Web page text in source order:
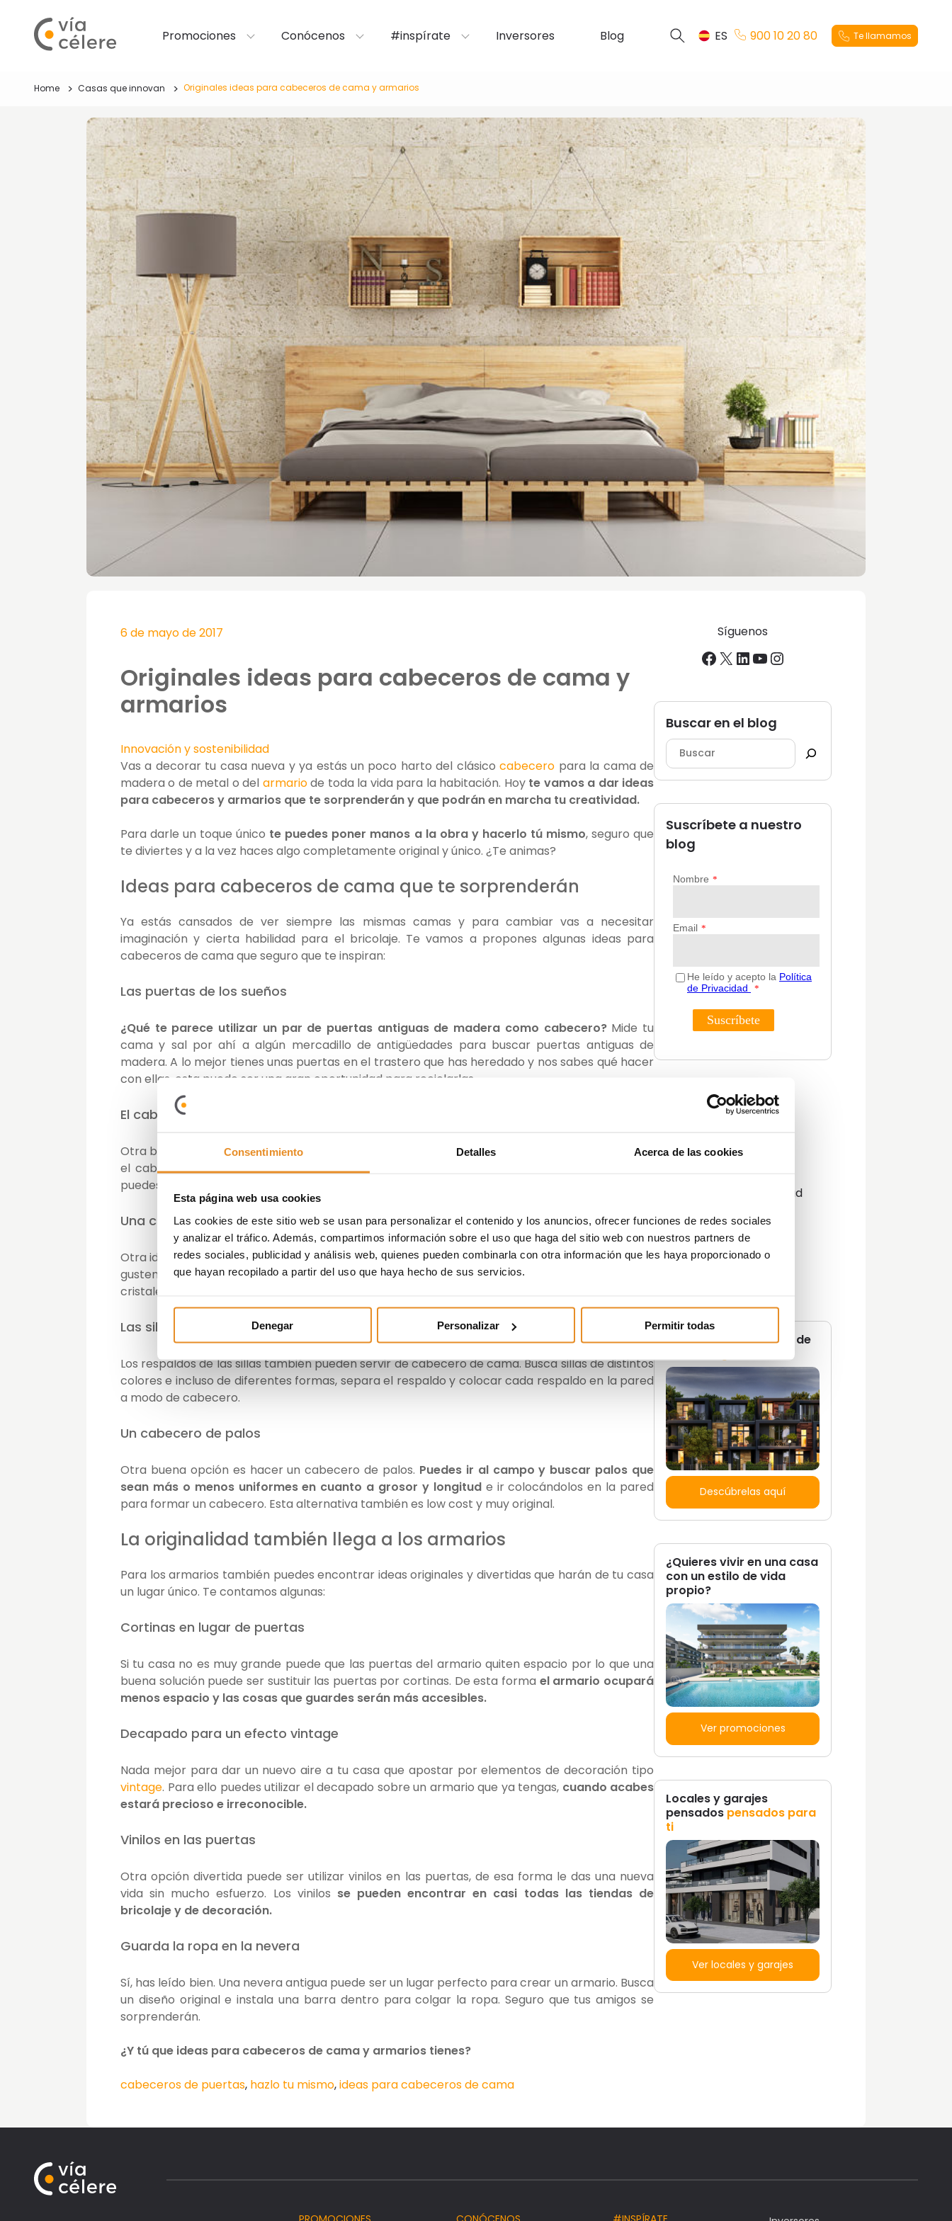
Consentimiento Detalles Acerca de las cookies
Esta página web usa cookies
Las cookies de este sitio web se usan para personalizar el contenido y los anuncios, ofrecer funciones de redes sociales
y analizar el tráfico. Además, compartimos información sobre el uso que haga del sitio web con nuestros partners de
redes sociales, publicidad y análisis web, quienes pueden combinarla con otra información que les haya proporcionado o
que hayan recopilado a partir del uso que haya hecho de sus servicios.
Denegar Personalizar Permitir todas
Promociones Conócenos #inspírate Inversores Blog ES 900 10 20 80 Te llamamos
Home Casas que innovan Originales ideas para cabeceros de cama y armarios
6 de mayo de 2017
Originales ideas para cabeceros de cama y
armarios
Innovación y sostenibilidad
Vas a decorar tu casa nueva y ya estás un poco harto del clásicocabecero para la cama de
madera o de metal o del armariode toda la vida para la habitación. Hoyte vamos a dar ideas
para cabeceros y armarios que te sorprenderán y que podrán en marcha tu creatividad.
Para darle un toque único te puedes poner manos a la obra y hacerlo tú mismo, seguro que
te diviertes y a la vez haces algo completamente original y único. ¿Te animas?
Ideas para cabeceros de cama que te sorprenderán
Ya estás cansados de ver siempre las mismas camas y para cambiar vas a necesitar
imaginación y cierta habilidad para el bricolaje. Te vamos a propones algunas ideas para
cabeceros de cama que seguro que te inspiran:
Las puertas de los sueños
¿Qué te parece utilizar un par de puertas antiguas de madera como cabecero?Mide tu
cama y sal por ahí a algún mercadillo de antigüedades para buscar puertas antiguas de
madera. A lo mejor tienes unas puertas en el trastero que has heredado y nos sabes qué hacer
con ellas, esta puede ser una gran oportunidad para reciclarlas.
El cabecero low cost
Otra buena opción es comprar o recoger pallets que no se usen y fabricar una estructura para
el cabecero de la cama. Seguro que te sale
puedes buscar ideas para ver cómo colocar los pallets y hacer el cabecero.
Una cama con ventanas
Otra idea que queda muy original es utilizar ventanas antiguas como cabecero, busca las que te
gusten y se adapten a las medidas de tu habitación y de tu cama. Puedes colocarlas con o sin
cristales y
Las sillas no son solo para sentarse
Los respaldos de las sillas también pueden servir de cabecero de cama. Busca sillas de distintos
colores e incluso de diferentes formas, separa el respaldo y colocar cada respaldo en la pared
a modo de cabecero.
Un cabecero de palos
Otra buena opción es hacer un cabecero de palos. Puedes ir al campo y buscar palos que
sean más o menos uniformes en cuanto a grosor y longitude ir colocándolos en la pared
para formar un cabecero. Esta alternativa también es low cost y muy original.
La originalidad también llega a los armarios
Para los armarios también puedes encontrar ideas originales y divertidas que harán de tu casa
un lugar único. Te contamos algunas:
Cortinas en lugar de puertas
Si tu casa no es muy grande puede que las puertas del armario quiten espacio por lo que una
buena solución puede ser sustituir las puertas por cortinas. De esta forma el armario ocupará
menos espacio y las cosas que guardes serán más accesibles.
Decapado para un efecto vintage
Nada mejor para dar un nuevo aire a tu casa que apostar por elementos de decoración tipo
vintage. Para ello puedes utilizar el decapado sobre un armario que ya tengas, cuando acabes
estará precioso e irreconocible.
Vinilos en las puertas
Otra opción divertida puede ser utilizar vinilos en las puertas, de esa forma le das una nueva
vida sin mucho esfuerzo. Los vinilos se pueden encontrar en casi todas las tiendas de
bricolaje y de decoración.
Guarda la ropa en la nevera
Sí, has leído bien. Una nevera antigua puede ser un lugar perfecto para crear un armario. Busca
un diseño original e instala una barra dentro para colgar la ropa. Seguro que tus amigos se
sorprenderán.
¿Y tú que ideas para cabeceros de cama y armarios tienes?
cabeceros de puertas, hazlo tu mismo,ideas para cabeceros de cama
Síguenos
Facebook
X LinkedIn
YouTube
Instagram
Buscar en el blog
Suscríbete a nuestro
blog
Categorías
Decoración
Innovación y sostenibilidad
Lifestyle y decoración
Opinión del Experto
Podcast
Zonas Comunes
No te pierdas ninguna de
Descúbrelas aquí
¿Quieres vivir en una casa
con un estilo de vida
propio?
Ver promociones
Locales y garajes
pensados pensados para
ti
Ver locales y garajes